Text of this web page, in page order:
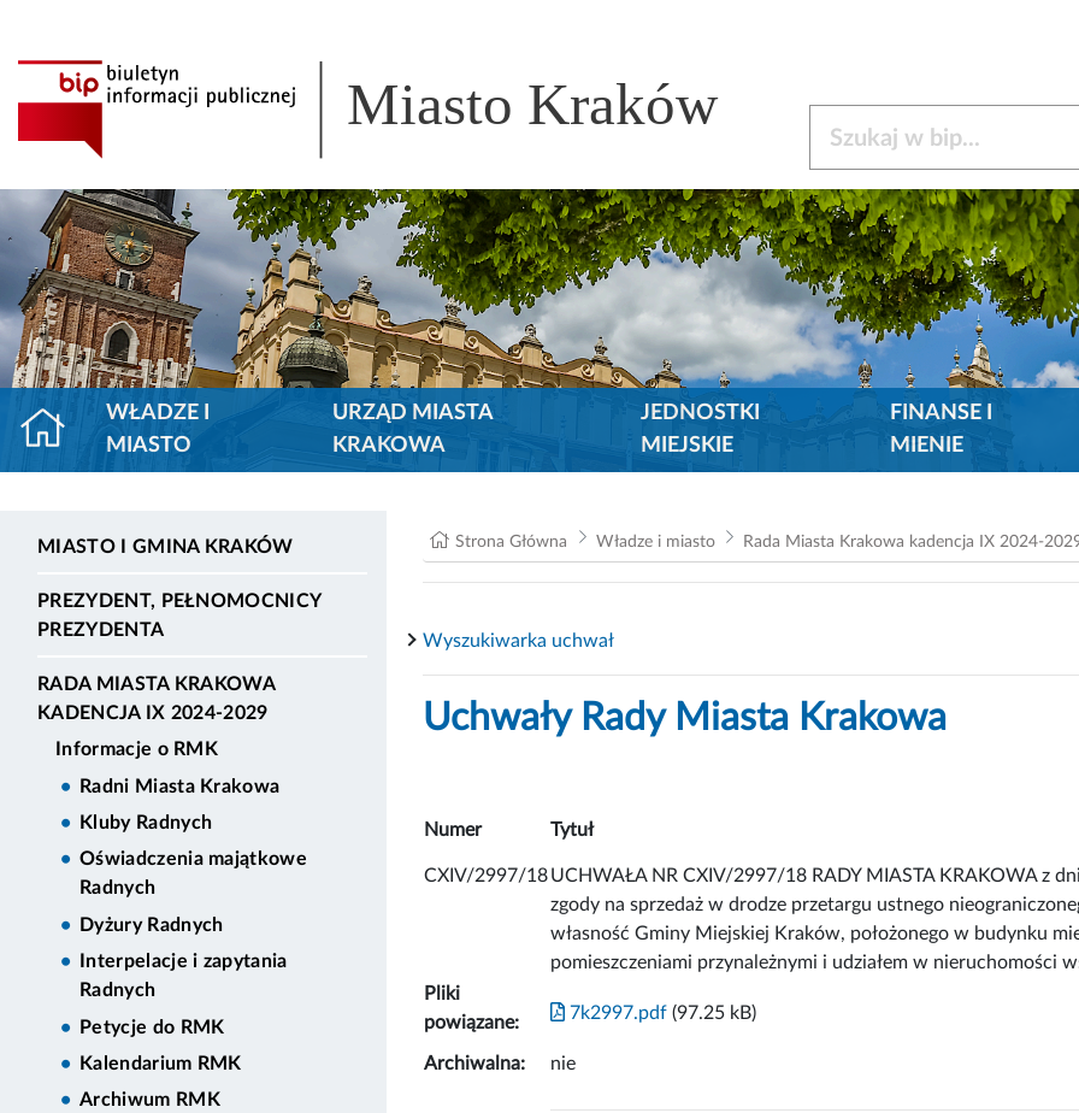
Miasto Kraków
WŁADZE I
MIASTO
URZĄD MIASTA
KRAKOWA
JEDNOSTKI
MIEJSKIE
FINANSE I
MIENIE
MIASTO I GMINA KRAKÓW
PREZYDENT, PEŁNOMOCNICY
PREZYDENTA
RADA MIASTA KRAKOWA
KADENCJA IX 2024-2029
Informacje o RMK
Radni Miasta Krakowa
Kluby Radnych
Oświadczenia majątkowe
Radnych
Dyżury Radnych
Interpelacje i zapytania
Radnych
Petycje do RMK
Kalendarium RMK
Archiwum RMK
Strona Główna Władze i miasto Rada Miasta Krakowa kadencja IX 2024-
Wyszukiwarka uchwał
Uchwały Rady Miasta Krakowa
Numer Tytuł
CXIV/2997/18UCHWAŁA NR CXIV/2997/18 RADY MIASTA KRAKOWA z
zgody na sprzedaż w drodze przetargu ustnego
własność Gminy Miejskiej Kraków, położonego w budynku
pomieszczeniami przynależnymi i udziałem w nieruchomości
Pliki
powiązane:
7k2997.pdf (97.25 kB)
Archiwalna: nie